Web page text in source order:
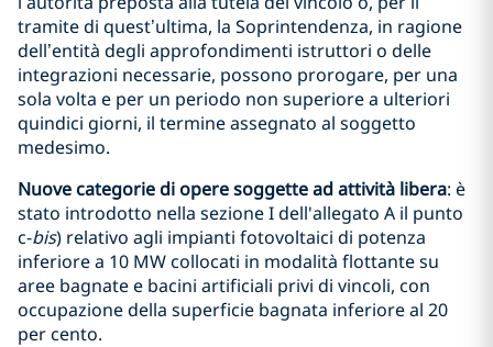
tramite di quest’ultima, la Soprintendenza, in ragione
dell’entità degli approfondimenti istruttori o delle
integrazioni necessarie, possono prorogare, per una
sola volta e per un periodo non superiore a ulteriori
quindici giorni, il termine assegnato al soggetto
medesimo.
Nuove categorie di opere soggette ad attività libera: è
stato introdotto nella sezione I dell'allegato A il punto
c-bis) relativo agli impianti fotovoltaici di potenza
inferiore a 10 MW collocati in modalità flottante su
aree bagnate e bacini artificiali privi di vincoli, con
occupazione della superficie bagnata inferiore al 20
per cento.